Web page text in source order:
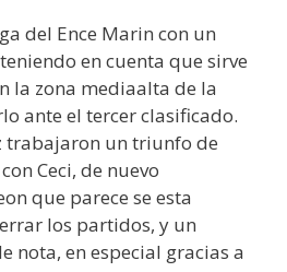
del Ence Marin con un
en cuenta que sirve
la zona mediaalta de la
ante el tercer clasificado.
trabajaron un triunfo de
Ceci, de nuevo
que parece se esta
los partidos, y un
nota, en especial gracias a